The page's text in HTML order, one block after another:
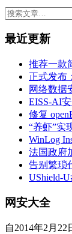
最近更新
推荐一款
正式发布
网络数据
EISS-AI
修复
“养虾”实
WinLog
法国政府
告别繁琐
UShield-
网安大全
自2014年2月